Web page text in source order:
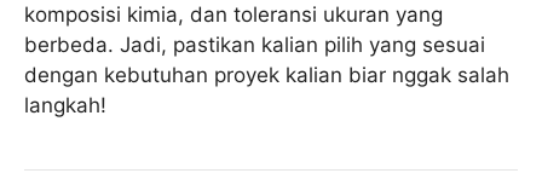
komposisi kimia, dan toleransi ukuran yang
berbeda. Jadi, pastikan kalian pilih yang sesuai
dengan kebutuhan proyek kalian biar nggak salah
langkah!